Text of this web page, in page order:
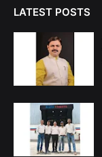
LATEST POSTS